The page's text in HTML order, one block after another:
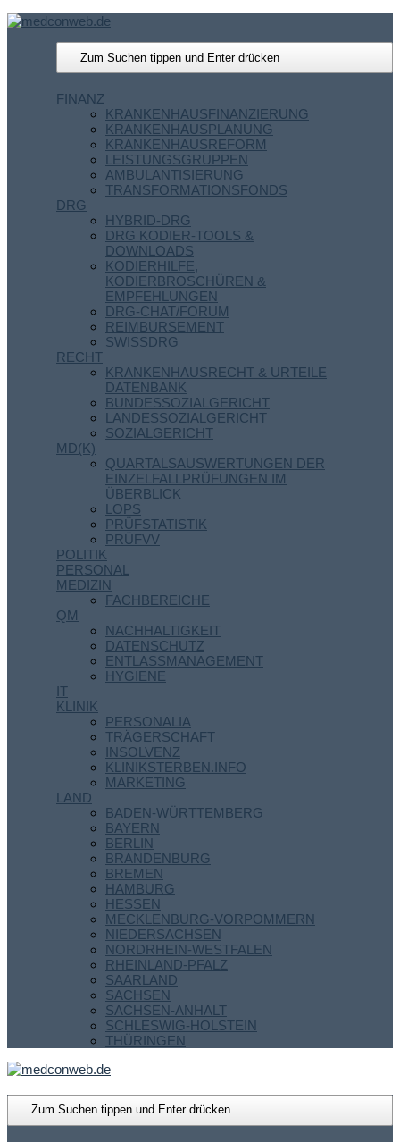
FINANZ
KRANKENHAUSFINANZIERUNG
KRANKENHAUSPLANUNG
KRANKENHAUSREFORM
LEISTUNGSGRUPPEN
AMBULANTISIERUNG
TRANSFORMATIONSFONDS
DRG
HYBRID-DRG
DRG KODIER-TOOLS &
DOWNLOADS
KODIERHILFE,
KODIERBROSCHÜREN &
EMPFEHLUNGEN
DRG-CHAT/FORUM
REIMBURSEMENT
SWISSDRG
RECHT
KRANKENHAUSRECHT & URTEILE
DATENBANK
BUNDESSOZIALGERICHT
LANDESSOZIALGERICHT
SOZIALGERICHT
MD(K)
QUARTALSAUSWERTUNGEN DER
EINZELFALLPRÜFUNGEN IM
ÜBERBLICK
LOPS
PRÜFSTATISTIK
PRÜFVV
POLITIK
PERSONAL
MEDIZIN
FACHBEREICHE
QM
NACHHALTIGKEIT
DATENSCHUTZ
ENTLASSMANAGEMENT
HYGIENE
IT
KLINIK
PERSONALIA
TRÄGERSCHAFT
INSOLVENZ
KLINIKSTERBEN.INFO
MARKETING
LAND
BADEN-WÜRTTEMBERG
BAYERN
BERLIN
BRANDENBURG
BREMEN
HAMBURG
HESSEN
MECKLENBURG-VORPOMMERN
NIEDERSACHSEN
NORDRHEIN-WESTFALEN
RHEINLAND-PFALZ
SAARLAND
SACHSEN
SACHSEN-ANHALT
SCHLESWIG-HOLSTEIN
THÜRINGEN